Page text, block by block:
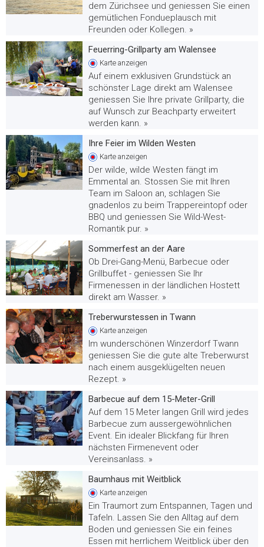
dem Zürichsee und geniessen Sie einen
gemütlichen Fondueplausch mit
Freunden oder Kollegen. »
Feuerring-Grillparty am Walensee
Karte anzeigen
Auf einem exklusiven Grundstück an
schönster Lage direkt am Walensee
geniessen Sie Ihre private Grillparty, die
auf Wunsch zur Beachparty erweitert
werden kann. »
Ihre Feier im Wilden Westen
Karte anzeigen
Der wilde, wilde Westen fängt im
Emmental an. Stossen Sie mit Ihren
Team im Saloon an, schlagen Sie
gnadenlos zu beim Trappereintopf oder
BBQ und geniessen Sie Wild-West-
Romantik pur. »
Sommerfest an der Aare
Ob Drei-Gang-Menü, Barbecue oder
Grillbuffet - geniessen Sie Ihr
Firmenessen in der ländlichen Hostett
direkt am Wasser. »
Treberwurstessen in Twann
Karte anzeigen
Im wunderschönen Winzerdorf Twann
geniessen Sie die gute alte Treberwurst
nach einem ausgeklügelten neuen
Rezept. »
Barbecue auf dem 15-Meter-Grill
Auf dem 15 Meter langen Grill wird jedes
Barbecue zum aussergewöhnlichen
Event. Ein idealer Blickfang für Ihren
nächsten Firmenevent oder
Vereinsanlass. »
Baumhaus mit Weitblick
Karte anzeigen
Ein Traumort zum Entspannen, Tagen und
Tafeln. Lassen Sie den Alltag auf dem
Boden und geniessen Sie ein feines
Essen mit herrlichem Weitblick über den